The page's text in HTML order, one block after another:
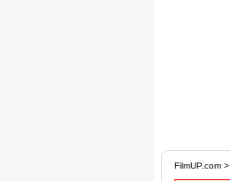
FilmUP.com >